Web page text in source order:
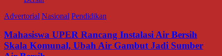
Advertorial Nasional Pendidikan
Mahasiswa UPER Rancang Instalasi Air Bersih
Skala Komunal, Ubah Air Gambut Jadi Sumber